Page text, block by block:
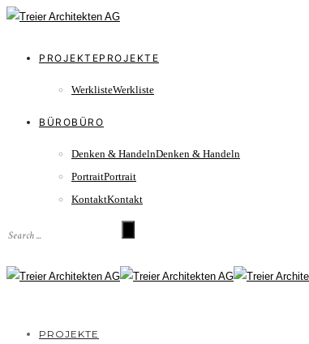
PROJEKTE
Werkliste
BÜRO
Denken & Handeln
Portrait
Kontakt
PROJEKTE